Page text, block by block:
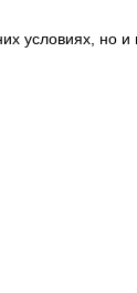
условиях, но и